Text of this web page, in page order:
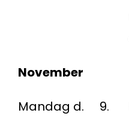
November
Mandag d. 9.